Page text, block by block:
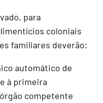
para
coloniais
familiares deverão:
automático de
à primeira
competente